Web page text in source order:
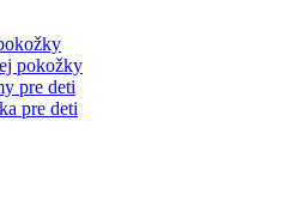
pokožky
pre deti
pre deti